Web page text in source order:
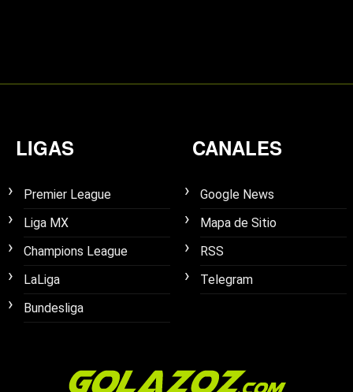
LIGAS
Premier League
Liga MX
Champions League
LaLiga
Bundesliga
CANALES
Google News
Mapa de Sitio
RSS
Telegram